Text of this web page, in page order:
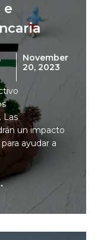
e
November
20, 2023
Las
un impacto
ayudar a